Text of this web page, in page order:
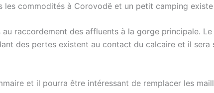
commodités à Corovodë et un petit camping
raccordement des affluents à la gorge principale.
des pertes existent au contact du calcaire et il
et il pourra être intéressant de remplacer les